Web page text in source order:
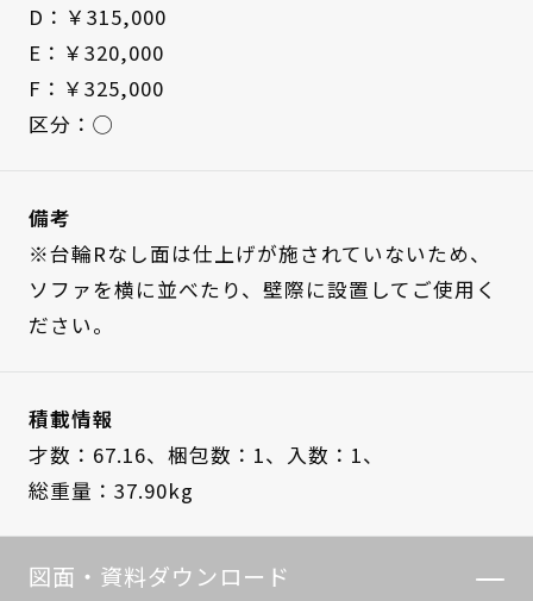
D：￥315,000
E：￥320,000
F：￥325,000
区分：◯
備考
※台輪Rなし面は仕上げが施されていないため、
ソファを横に並べたり、壁際に設置してご使用く
ださい。
積載情報
才数：67.16、 梱包数：1、
入数：1、
総重量：37.90kg
図面・資料ダウンロード